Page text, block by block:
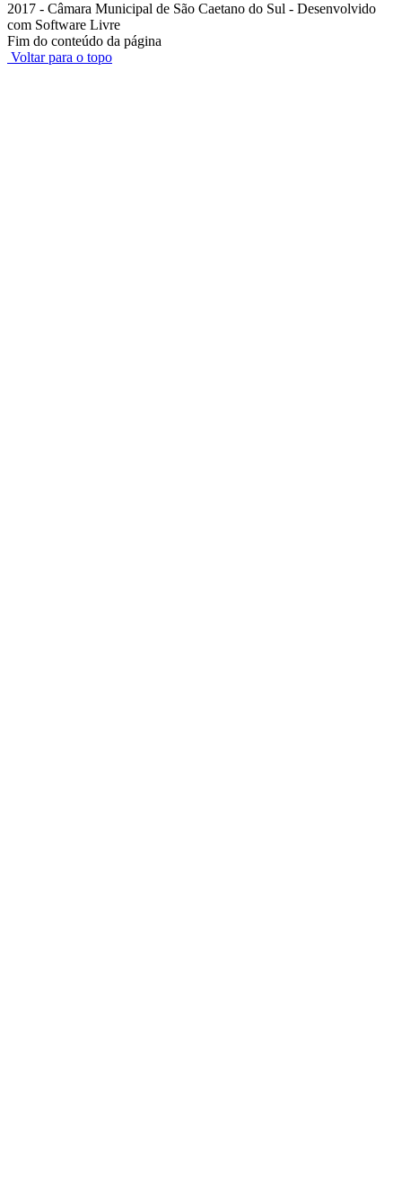
2017 - Câmara Municipal de São Caetano do Sul - Desenvolvido
com Software Livre
Fim do conteúdo da página
Voltar para o topo